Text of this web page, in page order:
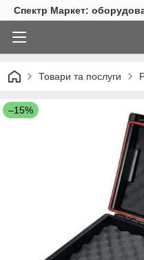
Спектр Маркет:
Товари та послуги
–15%